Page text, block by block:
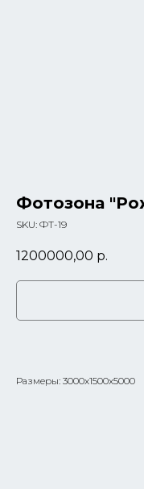
Фотозона
SKU: ФТ-19
1200000,00 р.
Размеры: 3000х1500х5000